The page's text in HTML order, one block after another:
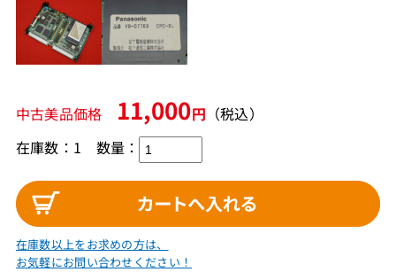
中古美品価格 11,000円 （税込）
在庫数：1 数量：
在庫数以上をお求めの方は、
お気軽にお問い合わせください！